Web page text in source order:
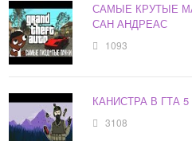
САМЫЕ КРУТЫЕ
САН АНДРЕАС
1093
КАНИСТРА В ГТА 5
3108